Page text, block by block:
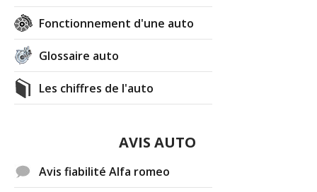
Fonctionnement d'une auto
Glossaire auto
Les chiffres de l'auto
AVIS AUTO
Avis fiabilité Alfa romeo